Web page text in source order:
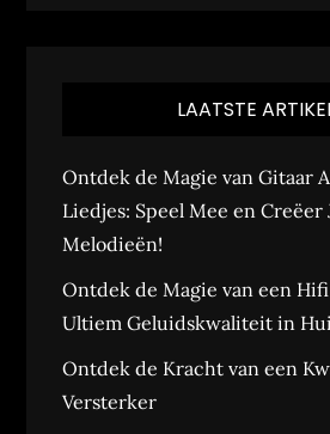
LAATSTE
Ontdek de Magie van Gitaar
Liedjes: Speel Mee en Creëer
Melodieën!
Ontdek de Magie van een
Ultiem Geluidskwaliteit in
Ontdek de Kracht van een
Versterker